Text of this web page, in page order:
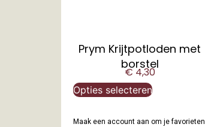
Prym Krijtpotloden met
borstel
€4,30
Opties selecteren
Maak een account aan om je favorieten